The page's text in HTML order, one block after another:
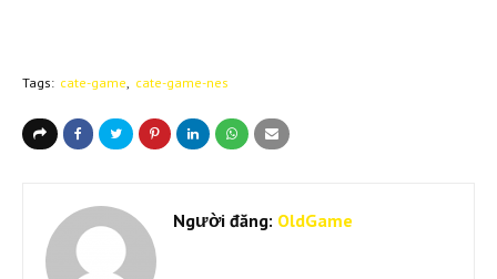
Tags: cate-game cate-game-nes
Người đăng: OldGame